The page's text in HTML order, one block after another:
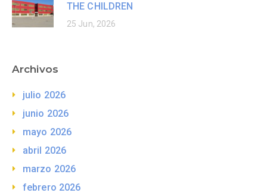
THE CHILDREN
25 Jun, 2026
Archivos
julio 2026
junio 2026
mayo 2026
abril 2026
marzo 2026
febrero 2026